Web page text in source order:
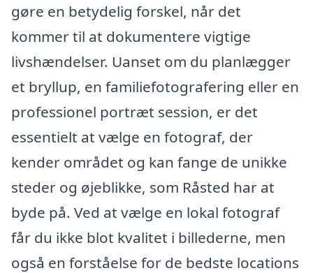
gøre en betydelig forskel, når det
kommer til at dokumentere vigtige
livshændelser. Uanset om du planlægger
et bryllup, en familiefotografering eller en
professionel portræt session, er det
essentielt at vælge en fotograf, der
kender området og kan fange de unikke
steder og øjeblikke, som Råsted har at
byde på. Ved at vælge en lokal fotograf
får du ikke blot kvalitet i billederne, men
også en forståelse for de bedste locations